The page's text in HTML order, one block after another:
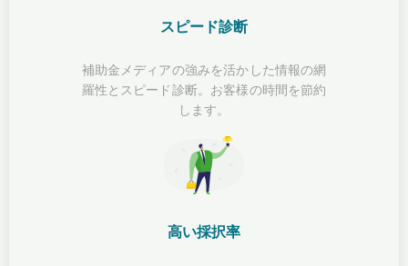
スピード診断
補助金メディアの強みを活かした情報の網
羅性とスピード診断。お客様の時間を節約
します。
高い採択率